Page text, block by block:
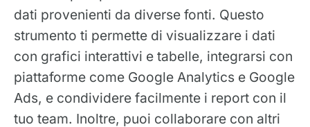
dati provenienti da diverse fonti. Questo
strumento ti permette di visualizzare i dati
con grafici interattivi e tabelle, integrarsi con
piattaforme come Google Analytics e Google
Ads, e condividere facilmente i report con il
tuo team. Inoltre, puoi collaborare con altri